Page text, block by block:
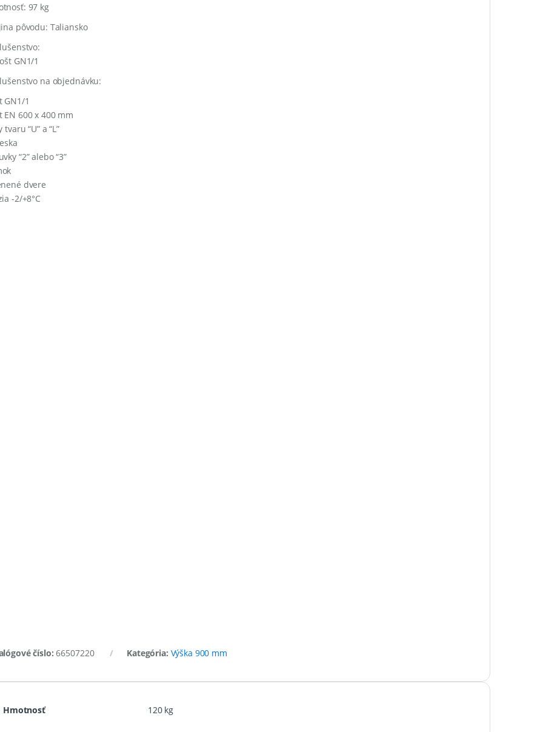
97 kg
pôvodu: Taliansko
GN1/1
na objednávku:
GN1/1
EN 600 x 400 mm
tvaru “U” a “L”
“2” alebo “3”
dvere
-2/+8°C
číslo:66507220 Kategória: Výška 900 mm
Hmotnosť 120 kg